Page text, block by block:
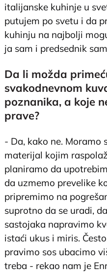
italijanske kuhinje u
putujem po svetu i da
kuhinju na najbolji
ja sam i predsednik
Da li možda
svakodnevnom
poznanika, a koje
prave?
- Da, kako ne. Moramo
materijal kojim
planiramo da
da uzmemo prevelike
pripremimo na
suprotno da se uradi,
sastojaka napravimo
istaći ukus i miris.
pravimo sos ubacimo
treba - rekao nam je